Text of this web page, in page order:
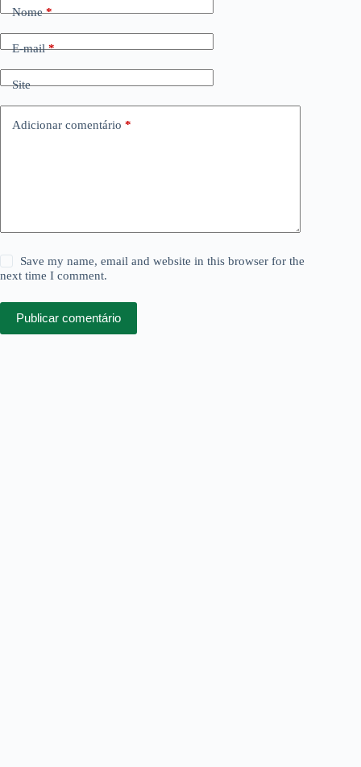
Nome*
E-mail*
Site
Adicionar comentário *
Save my name, email and website in this browser for the
next time I comment.
Publicar comentário